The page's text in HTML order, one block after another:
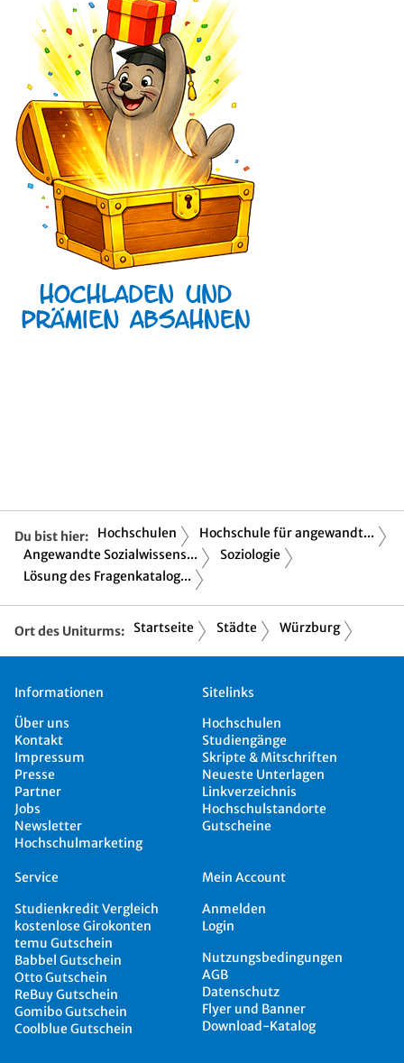
Du bist hier: Hochschulen
Hochschule für angewandt...
Angewandte Sozialwissens...
Soziologie
Lösung des Fragenkatalog...
Ort des Uniturms: Startseite Städte Würzburg
Informationen
Über uns
Kontakt
Impressum
Presse
Partner
Jobs
Newsletter
Hochschulmarketing
Sitelinks
Hochschulen
Studiengänge
Skripte & Mitschriften
Neueste Unterlagen
Linkverzeichnis
Hochschulstandorte
Gutscheine
Service
Studienkredit Vergleich
kostenlose Girokonten
temu Gutschein
Babbel Gutschein
Otto Gutschein
ReBuy Gutschein
Gomibo Gutschein
Coolblue Gutschein
Mein Account
Anmelden
Login
Nutzungsbedingungen
AGB
Datenschutz
Flyer und Banner
Download-Katalog